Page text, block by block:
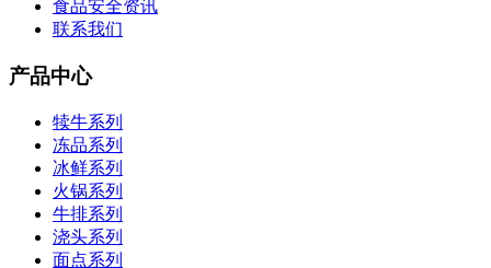
食品安全资讯
联系我们
产品中心
犊牛系列
冻品系列
冰鲜系列
火锅系列
牛排系列
浇头系列
面点系列